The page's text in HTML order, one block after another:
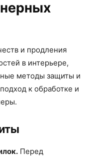
и продления
в интерьере,
методы защиты и
к обработке и
Перед